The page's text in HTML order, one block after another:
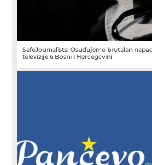
SafeJournalists: Osuđujemo brutalan
televizije u Bosni i Hercegovini